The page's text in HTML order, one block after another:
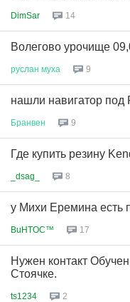
DimSar 14
Волегово урочище
руслан муха 9
нашли навигатор под
Бранвен 9
Где купить резину
_dsag_ 8
у Михи Еремина есть
BuHTOC™ 17
Нужен контакт
Стоячке.
ts1234 2